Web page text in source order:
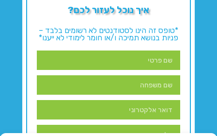
איך נוכל לעזור לכם?
*טופס זה הינו לסטודנטים לא רשומים בלבד –
פניות בנושא תמיכה ו/או חומר לימודי לא ייענו*